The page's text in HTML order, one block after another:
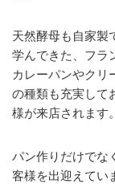
天然酵母も自家製
学んできた、フラ
カレーパンやクリ
の種類も充実して
様が来店されます。
パン作りだけでな
客様を出迎えてい